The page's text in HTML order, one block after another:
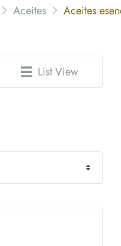
Aceites Aceites
List View